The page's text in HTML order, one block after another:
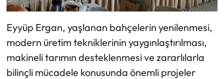
Eyyüp Ergan, yaşlanan bahçelerin yenilenmesi,
modern üretim tekniklerinin yaygınlaştırılması,
makineli tarımın desteklenmesi ve zararlılarla
bilinçli mücadele konusunda önemli projeler